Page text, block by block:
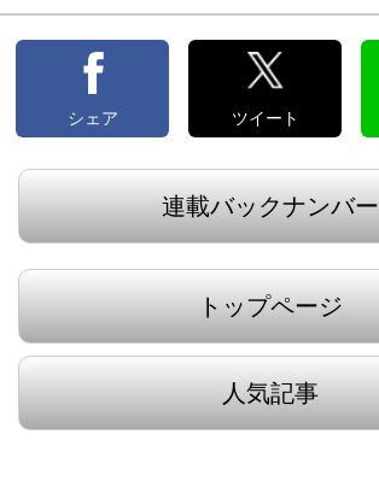
シェア ツイート
連載バックナンバー
トップページ
人気記事